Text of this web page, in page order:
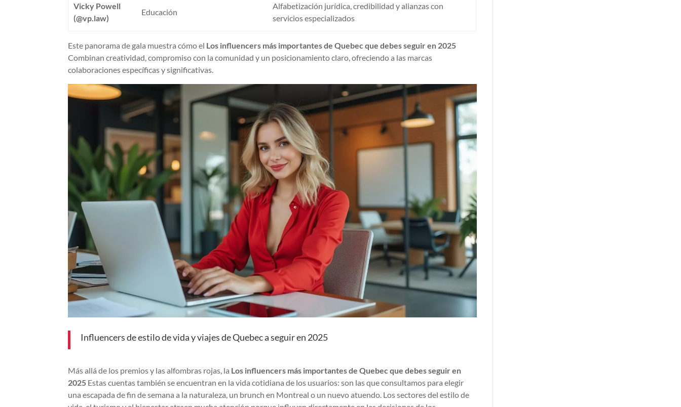
Vicky Powell
(@vp.law)
Educación
Alfabetización jurídica, credibilidad y alianzas con
servicios especializados
Este panorama de gala muestra cómo el Los influencers más importantes de Quebec que debes seguir en 2025
Combinan creatividad, compromiso con la comunidad y un posicionamiento claro, ofreciendo a las marcas
colaboraciones específicas y significativas.
Influencers de estilo de vida y viajes de Quebec a seguir en 2025
Más allá de los premios y las alfombras rojas, la Los influencers más importantes de Quebec que debes seguir en
2025 Estas cuentas también se encuentran en la vida cotidiana de los usuarios: son las que consultamos para elegir
una escapada de fin de semana a la naturaleza, un brunch en Montreal o un nuevo atuendo. Los sectores del estilo de